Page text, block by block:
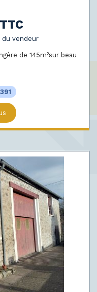
du vendeur
de 145m²sur beau